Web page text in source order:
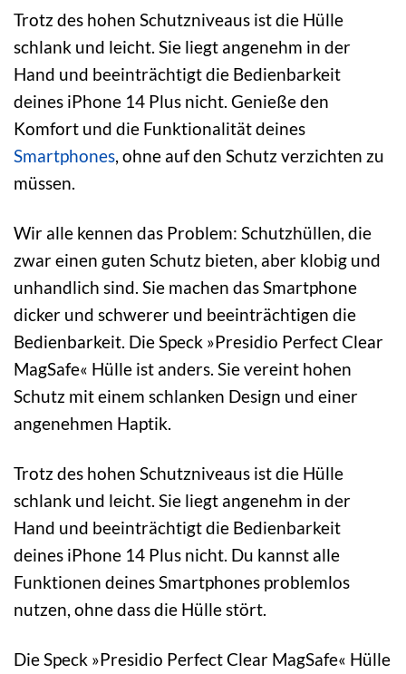
Trotz des hohen Schutzniveaus ist die Hülle
schlank und leicht. Sie liegt angenehm in der
Hand und beeinträchtigt die Bedienbarkeit
deines iPhone 14 Plus nicht. Genieße den
Komfort und die Funktionalität deines
Smartphones, ohne auf den Schutz verzichten zu
müssen.
Wir alle kennen das Problem: Schutzhüllen, die
zwar einen guten Schutz bieten, aber klobig und
unhandlich sind. Sie machen das Smartphone
dicker und schwerer und beeinträchtigen die
Bedienbarkeit. Die Speck »Presidio Perfect Clear
MagSafe« Hülle ist anders. Sie vereint hohen
Schutz mit einem schlanken Design und einer
angenehmen Haptik.
Trotz des hohen Schutzniveaus ist die Hülle
schlank und leicht. Sie liegt angenehm in der
Hand und beeinträchtigt die Bedienbarkeit
deines iPhone 14 Plus nicht. Du kannst alle
Funktionen deines Smartphones problemlos
nutzen, ohne dass die Hülle stört.
Die Speck »Presidio Perfect Clear MagSafe« Hülle